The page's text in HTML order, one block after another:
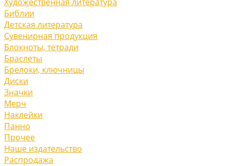
Библии
Детская литература
Сувенирная продукция
Блокноты, тетради
Браслеты
Брелоки, ключницы
Диски
Значки
Мерч
Наклейки
Панно
Прочее
Наше издательство
Распродажа